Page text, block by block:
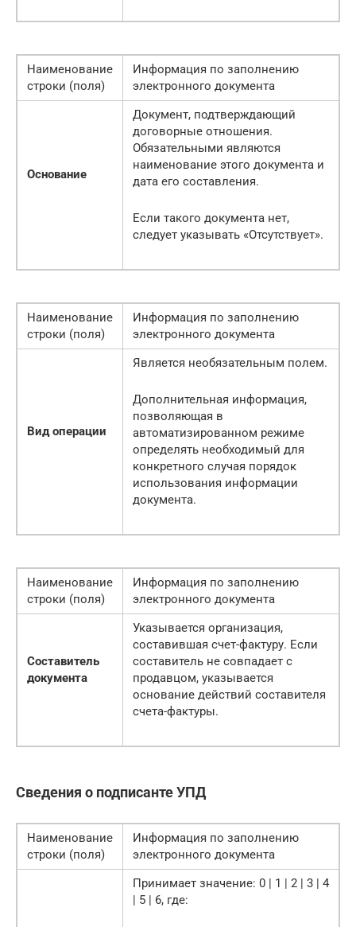
Наименование
строки (поля)
Информация по заполнению
электронного документа
Основание
Документ, подтверждающий
договорные отношения.
Обязательными являются
наименование этого документа и
дата его составления.
Если такого документа нет,
следует указывать «Отсутствует».
Наименование
строки (поля)
Информация по заполнению
электронного документа
Вид операции
Является необязательным полем.
Дополнительная информация,
позволяющая в
автоматизированном режиме
определять необходимый для
конкретного случая порядок
использования информации
документа.
Наименование
строки (поля)
Информация по заполнению
электронного документа
Составитель
документа
Указывается организация,
составившая счет-фактуру. Если
составитель не совпадает с
продавцом, указывается
основание действий составителя
счета-фактуры.
Сведения о подписанте УПД
Наименование
строки (поля)
Информация по заполнению
электронного документа
Принимает значение: 0 | 1 | 2 | 3 | 4
| 5 | 6, где: